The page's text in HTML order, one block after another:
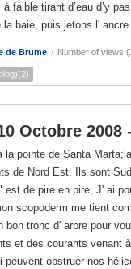
faible tirant d’eau d’y
baie, puis jetons l'
de Brume / Number of views
Octobre 2008
la pointe de Santa
de Nord Est, Ils sont
est de pire en pire; J' ai
scopoderm me tient
bon tronc d' arbre pour
et des courants
peuvent obstruer nos